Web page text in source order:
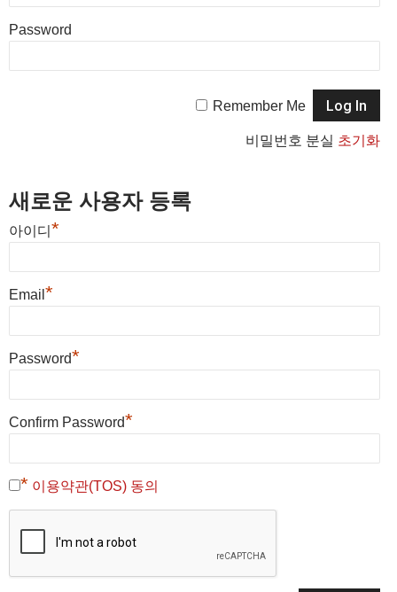
Password
Remember Me
비밀번호 분실 초기화
새로운 사용자 등록
아이디 *
Email *
Password*
Confirm Password*
* 이용약관(TOS) 동의